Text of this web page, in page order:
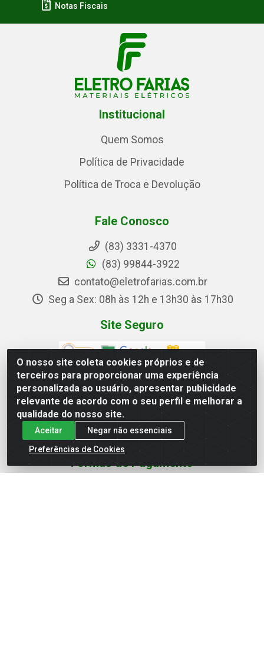
O nosso site coleta cookies próprios e de
terceiros para proporcionar uma experiência
personalizada ao usuário, apresentar publicidade
relevante de acordo com o seu perfil e melhorar a
qualidade do nosso site.
Aceitar
Negar não essenciais
Preferências de Cookies
Notas Fiscais
Institucional
Quem Somos
Política de Privacidade
Política de Troca e Devolução
Fale Conosco
(83) 3331-4370
(83) 99844-3922
contato@eletrofarias.com.br
Seg a Sex: 08h às 12h e 13h30 às 17h30
Site Seguro
Redes Sociais
Instagram
YouTube
Formas de Pagamento